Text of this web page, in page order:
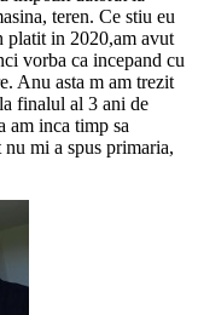
teren. Ce stiu eu
platit in 2020,am avut
vorba ca incepand cu
Anu asta m am trezit
finalul al 3 ani de
am inca timp sa
mi a spus primaria,